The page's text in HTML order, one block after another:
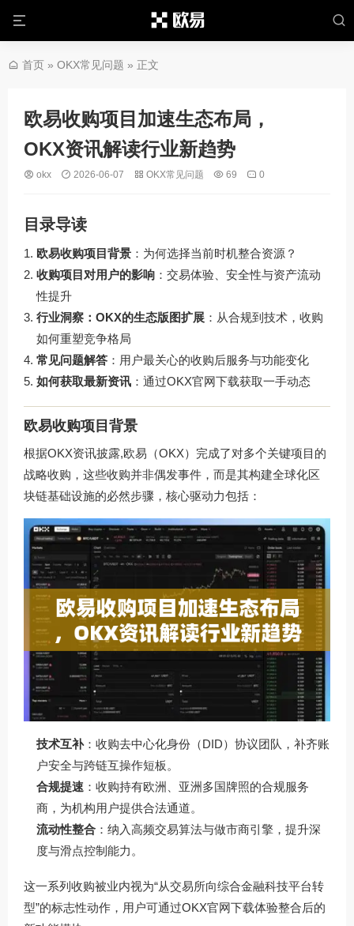
首页 » OKX常见问题 » 正文
欧易收购项目加速生态布局，
OKX资讯解读行业新趋势
okx 2026-06-07 OKX常见问题 69 0
目录导读
欧易收购项目背景 ：为何选择当前时机整合资源？
收购项目对用户的影响 ：交易体验、安全性与资产流动
性提升
行业洞察：OKX的生态版图扩展 ：从合规到技术，收购
如何重塑竞争格局
常见问题解答 ：用户最关心的收购后服务与功能变化
如何获取最新资讯 ：通过OKX官网下载获取一手动态
欧易收购项目背景
根据OKX资讯披露,欧易（OKX）完成了对多个关键项目的
战略收购，这些收购并非偶发事件，而是其构建全球化区
块链基础设施的必然步骤，核心驱动力包括：
技术互补：收购去中心化身份（DID）协议团队，补齐账
户安全与跨链互操作短板。
合规提速 ：收购持有欧洲、亚洲多国牌照的合规服务
商，为机构用户提供合法通道。
流动性整合 ：纳入高频交易算法与做市商引擎，提升深
度与滑点控制能力。
这一系列收购被业内视为“从交易所向综合金融科技平台转
型”的标志性动作，用户可通过OKX官网下载体验整合后的